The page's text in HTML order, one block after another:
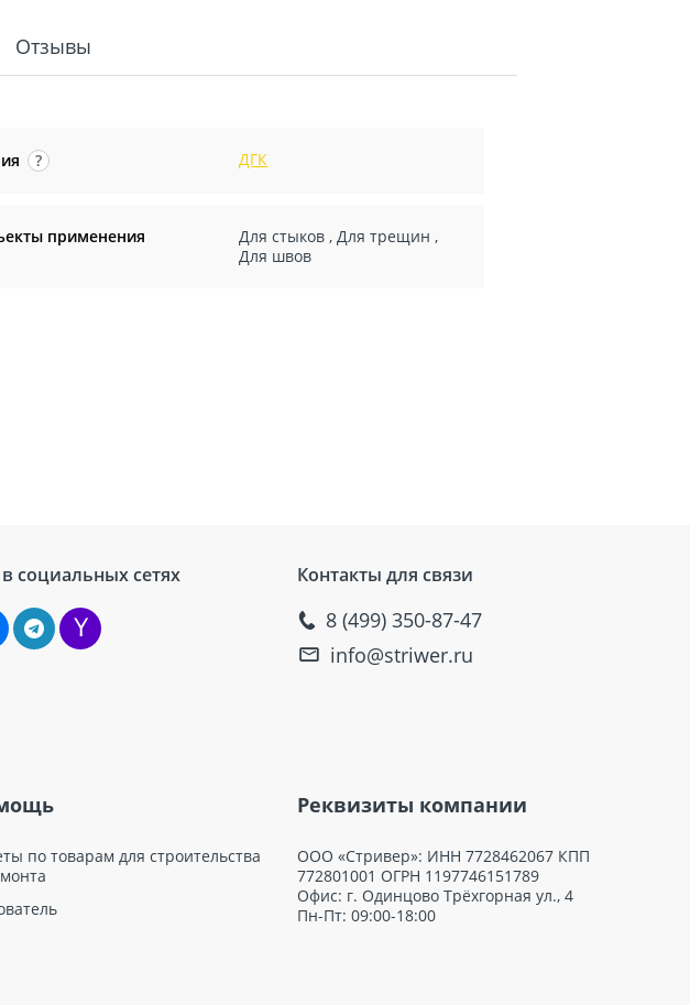
Отзывы
? ДГК
применения Для стыков ,Для трещин ,
Для швов
социальных сетях Контакты для связи
8 (499) 350-87-47
info@striwer.ru
по товарам для строительства
Реквизиты компании
ООО «Стривер»: ИНН 7728462067 КПП
772801001 ОГРН 1197746151789
Офис: г. Одинцово Трёхгорная ул., 4
Пн-Пт: 09:00-18:00